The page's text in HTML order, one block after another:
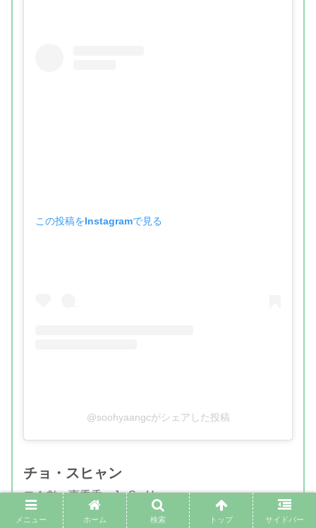
この投稿をInstagramで見る
@soohyaangcがシェアした投稿
チョ・スヒャン
조수향、曺秀香、Jo Su-Hyang
メニュー ホーム 検索 トップ サイドバー